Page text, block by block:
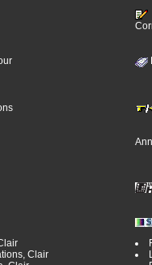
Clair